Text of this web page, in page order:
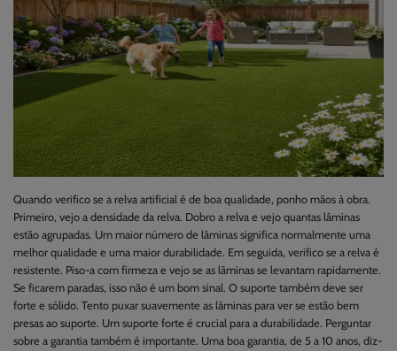
Quando verifico se a relva artificial é de boa qualidade, ponho mãos à obra.
Primeiro, vejo a densidade da relva. Dobro a relva e vejo quantas lâminas
estão agrupadas. Um maior número de lâminas significa normalmente uma
melhor qualidade e uma maior durabilidade. Em seguida, verifico se a relva é
resistente. Piso-a com firmeza e vejo se as lâminas se levantam rapidamente.
Se ficarem paradas, isso não é um bom sinal. O suporte também deve ser
forte e sólido. Tento puxar suavemente as lâminas para ver se estão bem
presas ao suporte. Um suporte forte é crucial para a durabilidade. Perguntar
sobre a garantia também é importante. Uma boa garantia, de 5 a 10 anos, diz-